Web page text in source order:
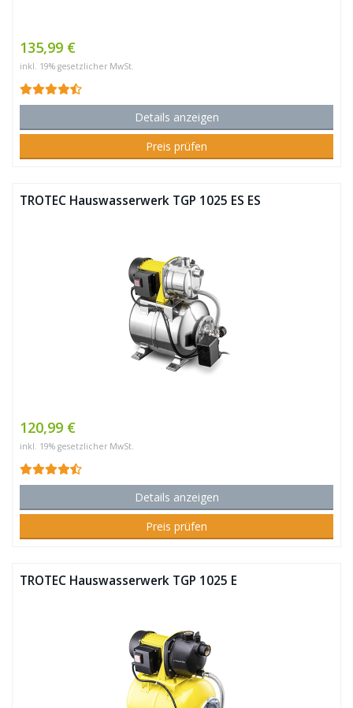
135,99 €
inkl. 19% gesetzlicher MwSt.
Details anzeigen
Preis prüfen
TROTEC Hauswasserwerk TGP 1025 ES ES
120,99 €
inkl. 19% gesetzlicher MwSt.
Details anzeigen
Preis prüfen
TROTEC Hauswasserwerk TGP 1025 E